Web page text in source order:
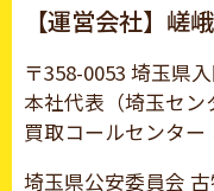
【運営会社】嵯
〒358-0053 埼玉県
本社代表（埼玉セン
買取コールセンター
埼玉県公安委員会